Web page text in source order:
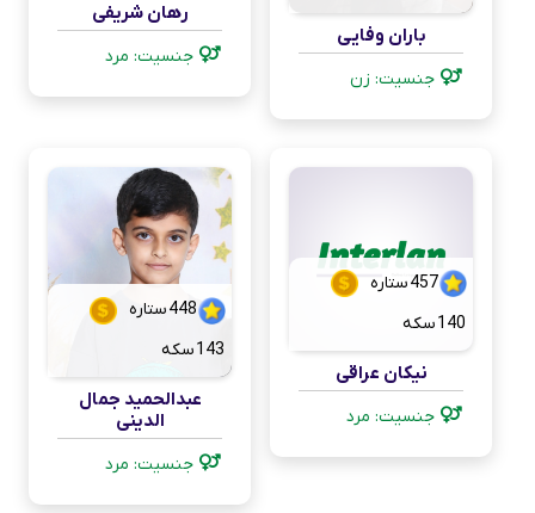
باران وفایی
جنسیت: زن
رهان شریفی
جنسیت: مرد
457ستاره
140سکه
نیکان عراقی
جنسیت: مرد
448ستاره
143سکه
عبدالحمید جمال
الدینی
جنسیت: مرد